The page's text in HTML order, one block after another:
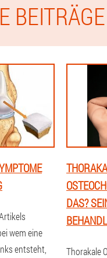
BEITRÄGE
wem eine
entsteht,
DAS?
Thorakale